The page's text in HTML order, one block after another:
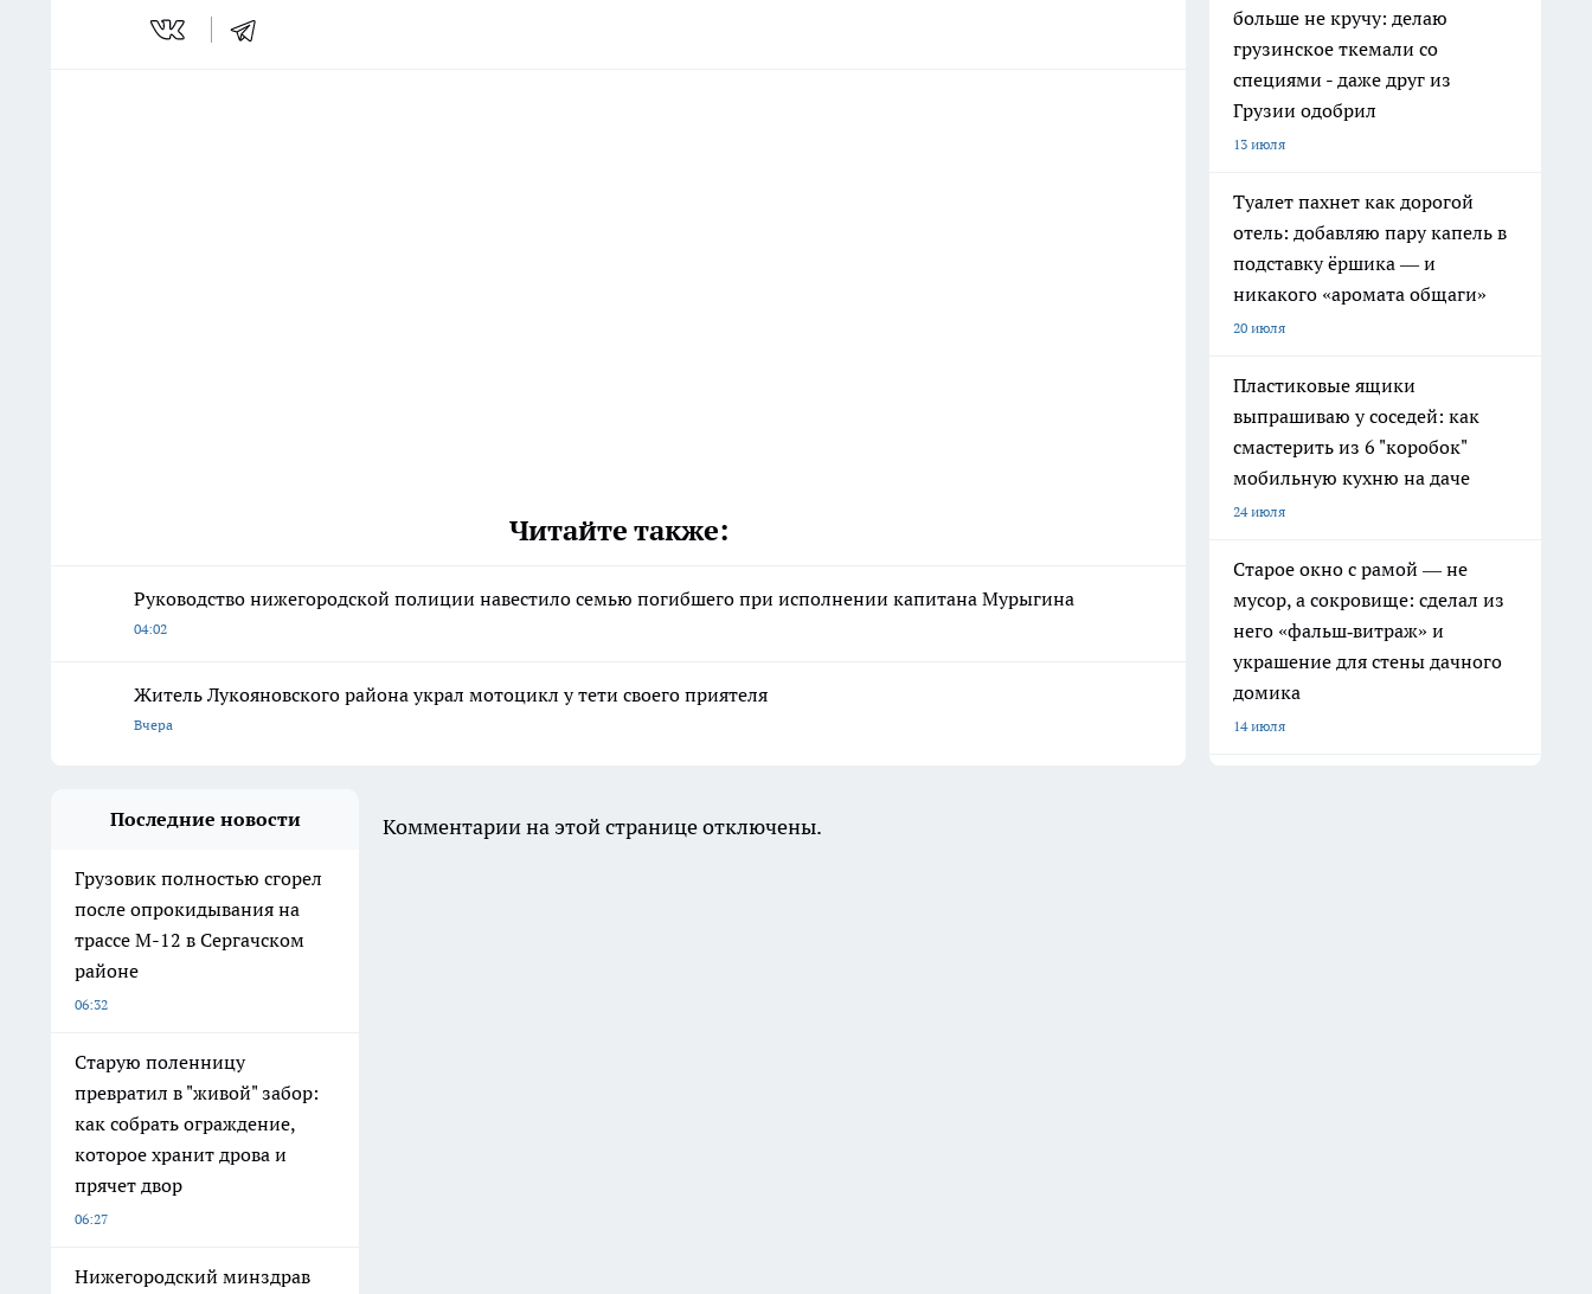
Читайте также:
Руководство нижегородской полиции навестило семью погибшего при исполнении капитана Мурыгина
04:02
Житель Лукояновского района украл мотоцикл у тети своего приятеля
Вчера
больше не кручу: делаю
грузинское ткемали со
специями - даже друг из
Грузии одобрил
13 июля
Туалет пахнет как дорогой
отель: добавляю пару капель в
подставку ёршика — и
никакого «аромата общаги»
20 июля
Пластиковые ящики
выпрашиваю у соседей: как
смастерить из 6 "коробок"
мобильную кухню на даче
24 июля
Старое окно с рамой — не
мусор, а сокровище: сделал из
него «фальш‑витраж» и
украшение для стены дачного
домика
14 июля
Последние новости
Грузовик полностью сгорел
после опрокидывания на
трассе М-12 в Сергачском
районе
06:32
Старую поленницу
превратил в "живой" забор:
как собрать ограждение,
которое хранит дрова и
прячет двор
06:27
Нижегородский минздрав
Комментарии на этой странице отключены.